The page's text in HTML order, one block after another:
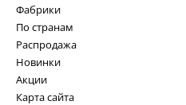
Фабрики
По странам
Распродажа
Новинки
Акции
Карта сайта